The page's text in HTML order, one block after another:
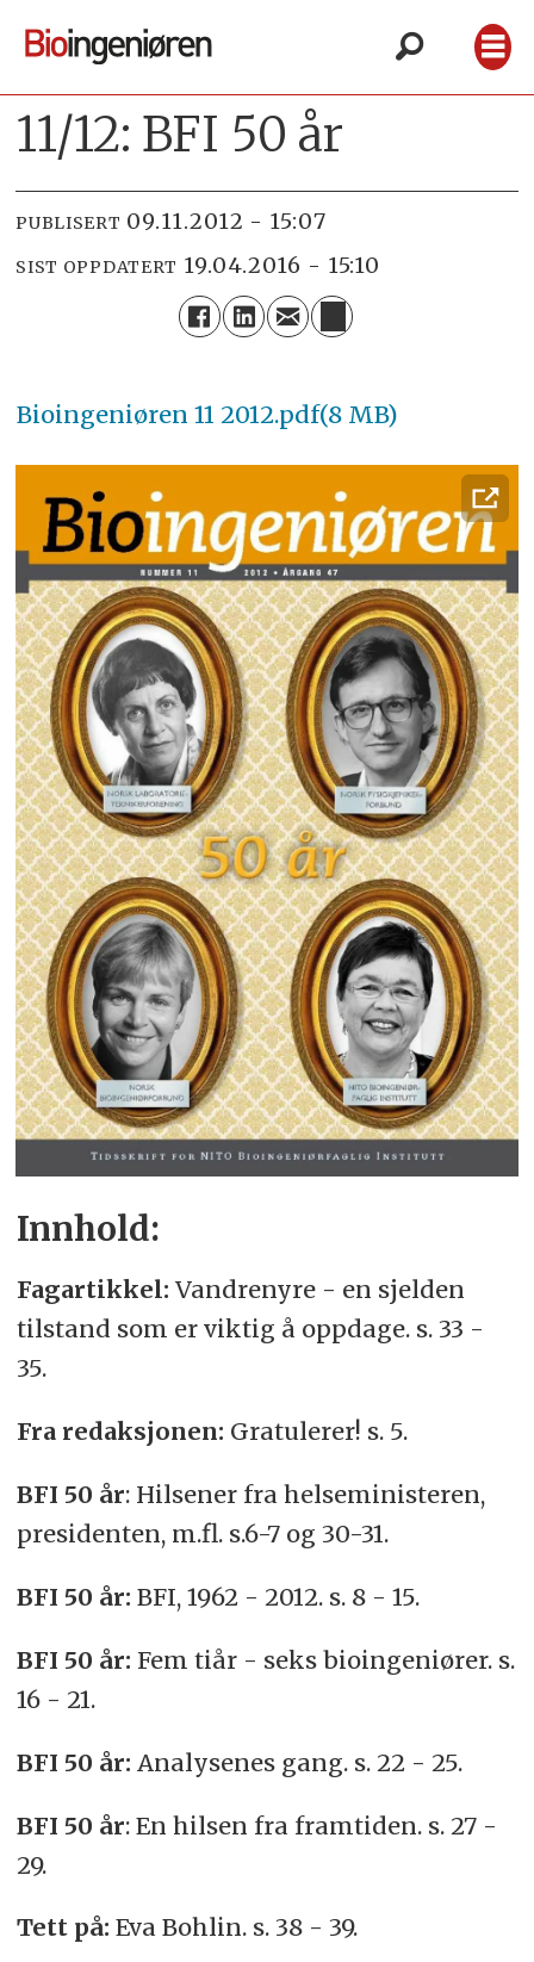
11/12: BFI 50 år
PUBLISERT 09.11.2012 - 15:07
SIST OPPDATERT 19.04.2016 - 15:10
Bioingeniøren 11 2012.pdf(8 MB)
Innhold:
Fagartikkel: Vandrenyre - en sjelden
tilstand som er viktig å oppdage. s. 33 -
35.
Fra redaksjonen: Gratulerer! s. 5.
BFI 50 år: Hilsener fra helseministeren,
presidenten, m.fl. s.6-7 og 30-31.
BFI 50 år: BFI, 1962 - 2012. s. 8 - 15.
BFI 50 år: Fem tiår - seks bioingeniører. s.
16 - 21.
BFI 50 år: Analysenes gang. s. 22 - 25.
BFI 50 år: En hilsen fra framtiden. s. 27 -
29.
Tett på: Eva Bohlin. s. 38 - 39.